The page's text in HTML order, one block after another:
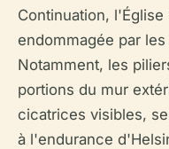
Continuation, l'Église
endommagée par
Notamment, les
portions du mur
cicatrices visibles,
à l'endurance